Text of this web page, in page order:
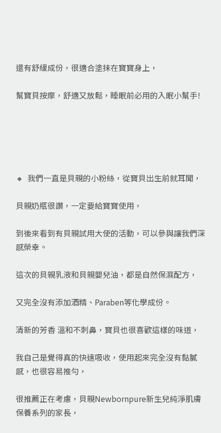
還有舒緩成份，很適合塗抹在寶寶身上，
幫寶貝按摩，舒適又放鬆，睡眠前必用的入眠小幫手!
🔸 我們一直是貝親的小粉絲，從寶貝出生前就耳聞，
貝親奶瓶很讚，一定要給寶寶使用，
到後來看到有貝親試用大使的活動，可以參與讓我們深
感榮幸。
這次的貝親乳液和貝親嬰兒油，都是自然保濕配方，
又完全沒有添加酒精、Paraben等化學成份。
清新的芳香 溫和不刺鼻，寶貝也很喜歡這樣的味道，
我自己是覺得真的快速吸收，使用起來完全沒有黏膩
感，也很容易推勻，
很推薦正在考慮，貝親Newbornpure新生兒純淨肌膚
保養系列的家長，